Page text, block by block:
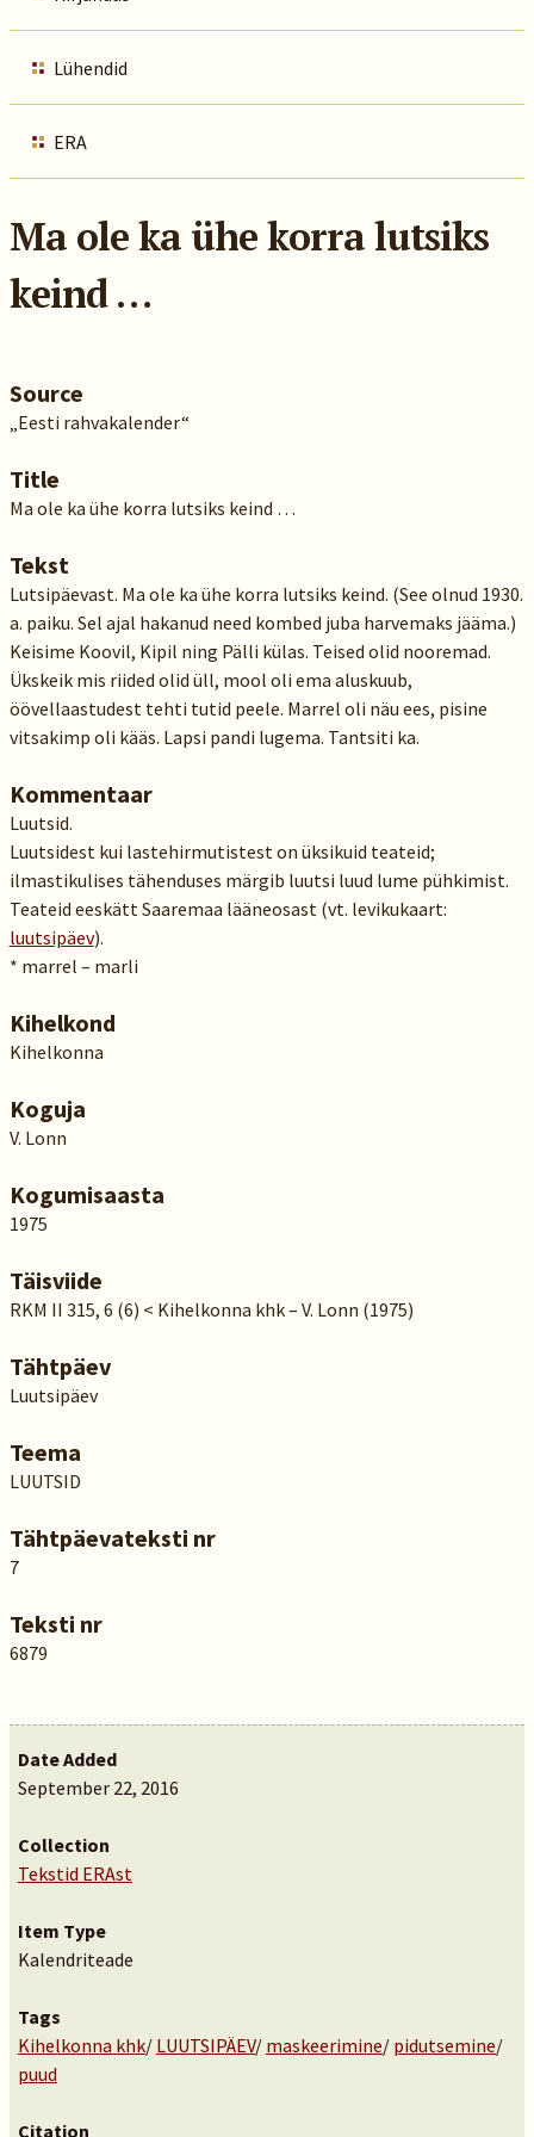
Lühendid
ERA
Ma ole ka ühe korra lutsiks
keind …
Source
„Eesti rahvakalender“
Title
Ma ole ka ühe korra lutsiks keind …
Tekst
Lutsipäevast. Ma ole ka ühe korra lutsiks keind. (See olnud 1930.
a. paiku. Sel ajal hakanud need kombed juba harvemaks jääma.)
Keisime Koovil, Kipil ning Pälli külas. Teised olid nooremad.
Ükskeik mis riided olid üll, mool oli ema aluskuub,
öövellaastudest tehti tutid peele. Marrel oli näu ees, pisine
vitsakimp oli kääs. Lapsi pandi lugema. Tantsiti ka.
Kommentaar
Luutsid.
Luutsidest kui lastehirmutistest on üksikuid teateid;
ilmastikulises tähenduses märgib luutsi luud lume pühkimist.
Teateid eeskätt Saaremaa lääneosast (vt. levikukaart:
luutsipäev).
* marrel – marli
Kihelkond
Kihelkonna
Koguja
V. Lonn
Kogumisaasta
1975
Täisviide
RKM II 315, 6 (6) < Kihelkonna khk – V. Lonn (1975)
Tähtpäev
Luutsipäev
Teema
LUUTSID
Tähtpäevateksti nr
7
Teksti nr
6879
Date Added
September 22, 2016
Collection
Tekstid ERAst
Item Type
Kalendriteade
Tags
Kihelkonna khk/ LUUTSIPÄEV/ maskeerimine/ pidutsemine/
puud
Citation